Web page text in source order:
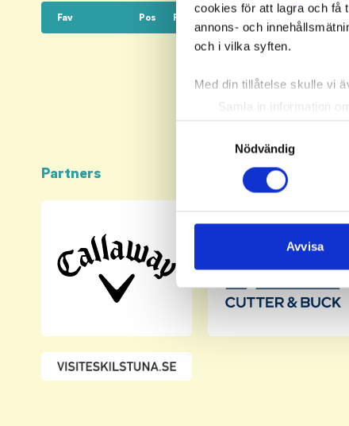
cookies för att lagra och få
annons- och
och i vilka syften.
Med din tillåtelse skulle vi
Samla in information
Identifiera din enhet
Ta reda på mer om hur
eller dra tillbaka ditt
sociala medier och
till de sociala medier och
Nödvändig
Avvisa
Fav Pos Rank Land Namn
Partners